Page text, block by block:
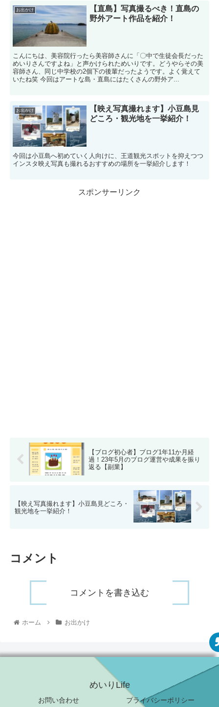
お出かけ
【直島】写真撮るべき！直島の
野外アート作品を紹介！
こんにちは、美容院行ったら美容師さんに「〇中で生徒会長だった
めいりさんですよね」と声かけられためいりです。どうやらその美
容師さん、同じ中学校の2個下の後輩だったようです。よく覚えて
いたね笑 今回はアートな島・直島にはたくさんの野外ア...
お出かけ
【映え写真撮れます】小豆島見
どころ・観光地を一挙紹介！
今回は小豆島へ初めていく人向けに、王道観光スポットを抑えつつ
インスタ映え写真も撮れるおすすめの場所を一挙紹介します！
スポンサーリンク
【ブログ初心者】ブログ1年11か月経
過！23年5月のブログ運営や成果を振り
返る【副業】
【映え写真撮れます】小豆島見どころ・
観光地を一挙紹介！
コメント
コメントを書き込む
ホーム お出かけ
めいりLife
お問い合わせ プライバシーポリシー